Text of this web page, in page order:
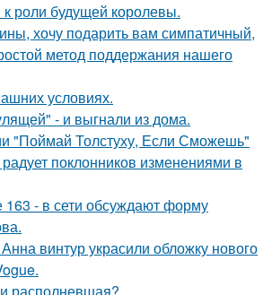
к роли будущей королевы.
хочу подарить вам симпатичный,
метод поддержания нашего
условиях.
- и выгнали из дома.
"Поймай Толстуху, Если Сможешь"
поклонников изменениями в
163 - в сети обсуждают форму
винтур украсили обложку нового